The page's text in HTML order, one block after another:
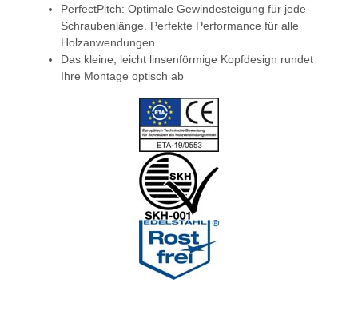
PerfectPitch: Optimale Gewindesteigung für jede
Schraubenlänge. Perfekte Performance für alle
Holzanwendungen.
Das kleine, leicht linsenförmige Kopfdesign rundet
Ihre Montage optisch ab